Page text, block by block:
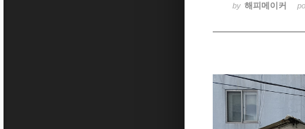
by 해피메이커
Sketchbook5, 스케치북5